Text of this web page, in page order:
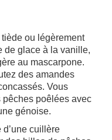
ou légèrement
de glace à la vanille,
au mascarpone.
des amandes
Vous
poêlées avec
génoise.
d’une cuillère